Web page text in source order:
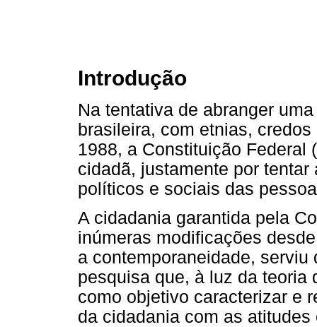
Introdução
Na tentativa de abranger
brasileira, com etnias,
1988, a Constituição Federal
cidadã, justamente por
políticos e sociais das
A cidadania garantida pela
inúmeras modificações
a contemporaneidade,
pesquisa que, à luz da teoria
como objetivo caracterizar e
da cidadania com as